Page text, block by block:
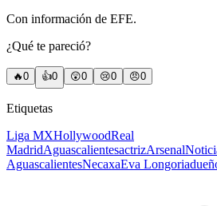
Con información de EFE.
¿Qué te pareció?
🔥0 👍0 😲0 😢0 😠0
Etiquetas
Liga MXHollywoodReal
MadridAguascalientesactrizArsenal
AguascalientesNecaxaEva Longoria